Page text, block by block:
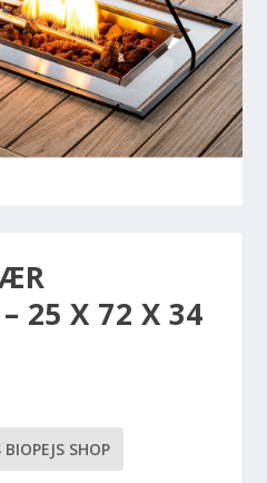
25 X 72 X 34
SHOP